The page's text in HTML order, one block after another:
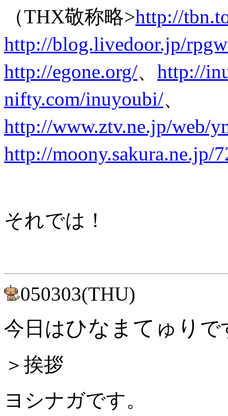
（THX敬称略>http://
http://blog.livedoor.jp/
http://egone.org/、 http://
nifty.com/inuyoubi/、
http://www.ztv.ne.jp/web/
http://moony.sakura.ne.jp/
それでは！
050303(THU)
今日はひなまてゅり で
＞挨拶
ヨシナガです。